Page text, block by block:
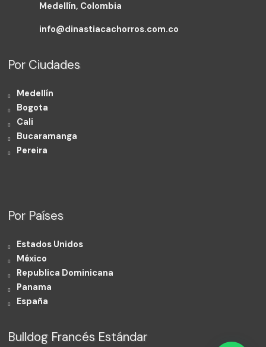
Medellín, Colombia
info@dinastiacachorros.com.co
Por Ciudades
Medellín
Bogota
Cali
Bucaramanga
Pereira
Por Países
Estados Unidos
México
Republica Dominicana
Panama
España
Bulldog Francés Estándar